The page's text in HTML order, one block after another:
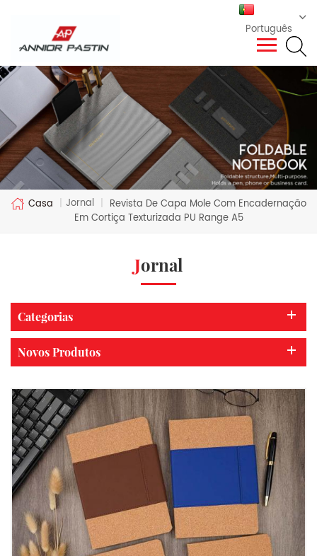
Português
Casa | Jornal | Revista De Capa Mole Com Encadernação
Em Cortiça Texturizada PU Range A5
Jornal
Categorias
Novos Produtos